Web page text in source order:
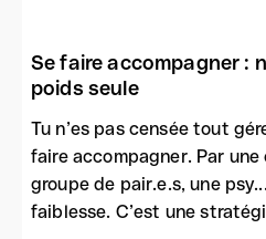
Se faire accompagner :
poids seule
Tu n’es pas censée tout
faire accompagner. Par
groupe de pair.e.s, une
faiblesse. C’est une